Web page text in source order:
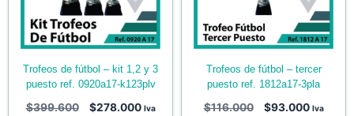
trofeos de fútbol – kit 1,2 y 3
puesto ref. 0920a17-k123plv
$399.600 $278.000 Iva
trofeos de fútbol – tercer
puesto ref. 1812a17-3pla
$116.000 $93.000 Iva